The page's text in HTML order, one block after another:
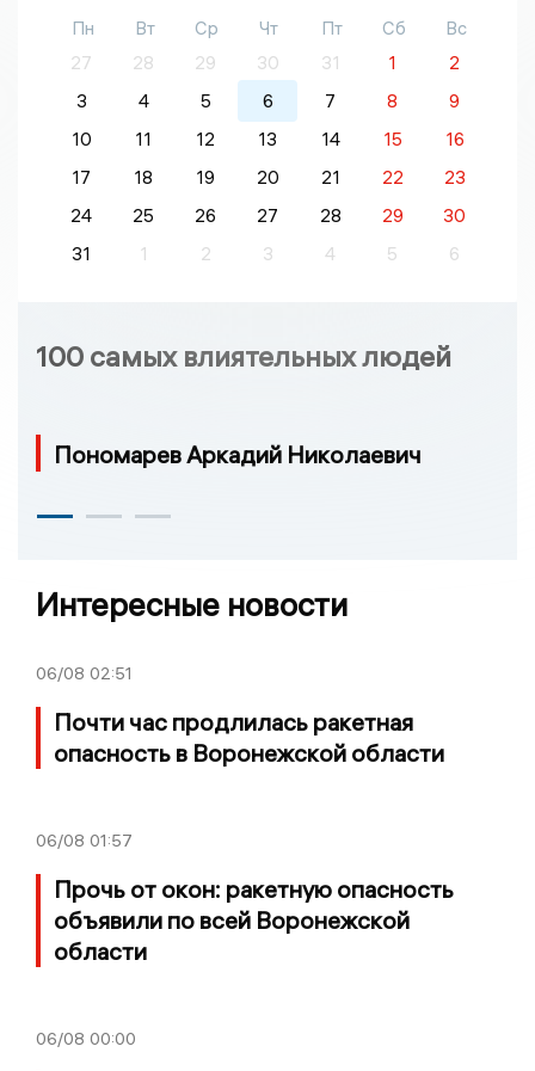
Пн Вт Ср Чт Пт Сб
Вс
27
28 29 30 31 1
2
3
4 5 6 7 8
9
10
11 12 13 14 15
16
17
18 19 20 21 22
23
24
25 26 27 28 29
30
31
1 2 3 4 5 6
100 самых влиятельных людей
Пономарев Аркадий Николаевич
Интересные новости
06/08 02:51
Почти час продлилась ракетная
опасность в Воронежской области
06/08 01:57
Прочь от окон: ракетную опасность
объявили по всей Воронежской
области
06/08 00:00